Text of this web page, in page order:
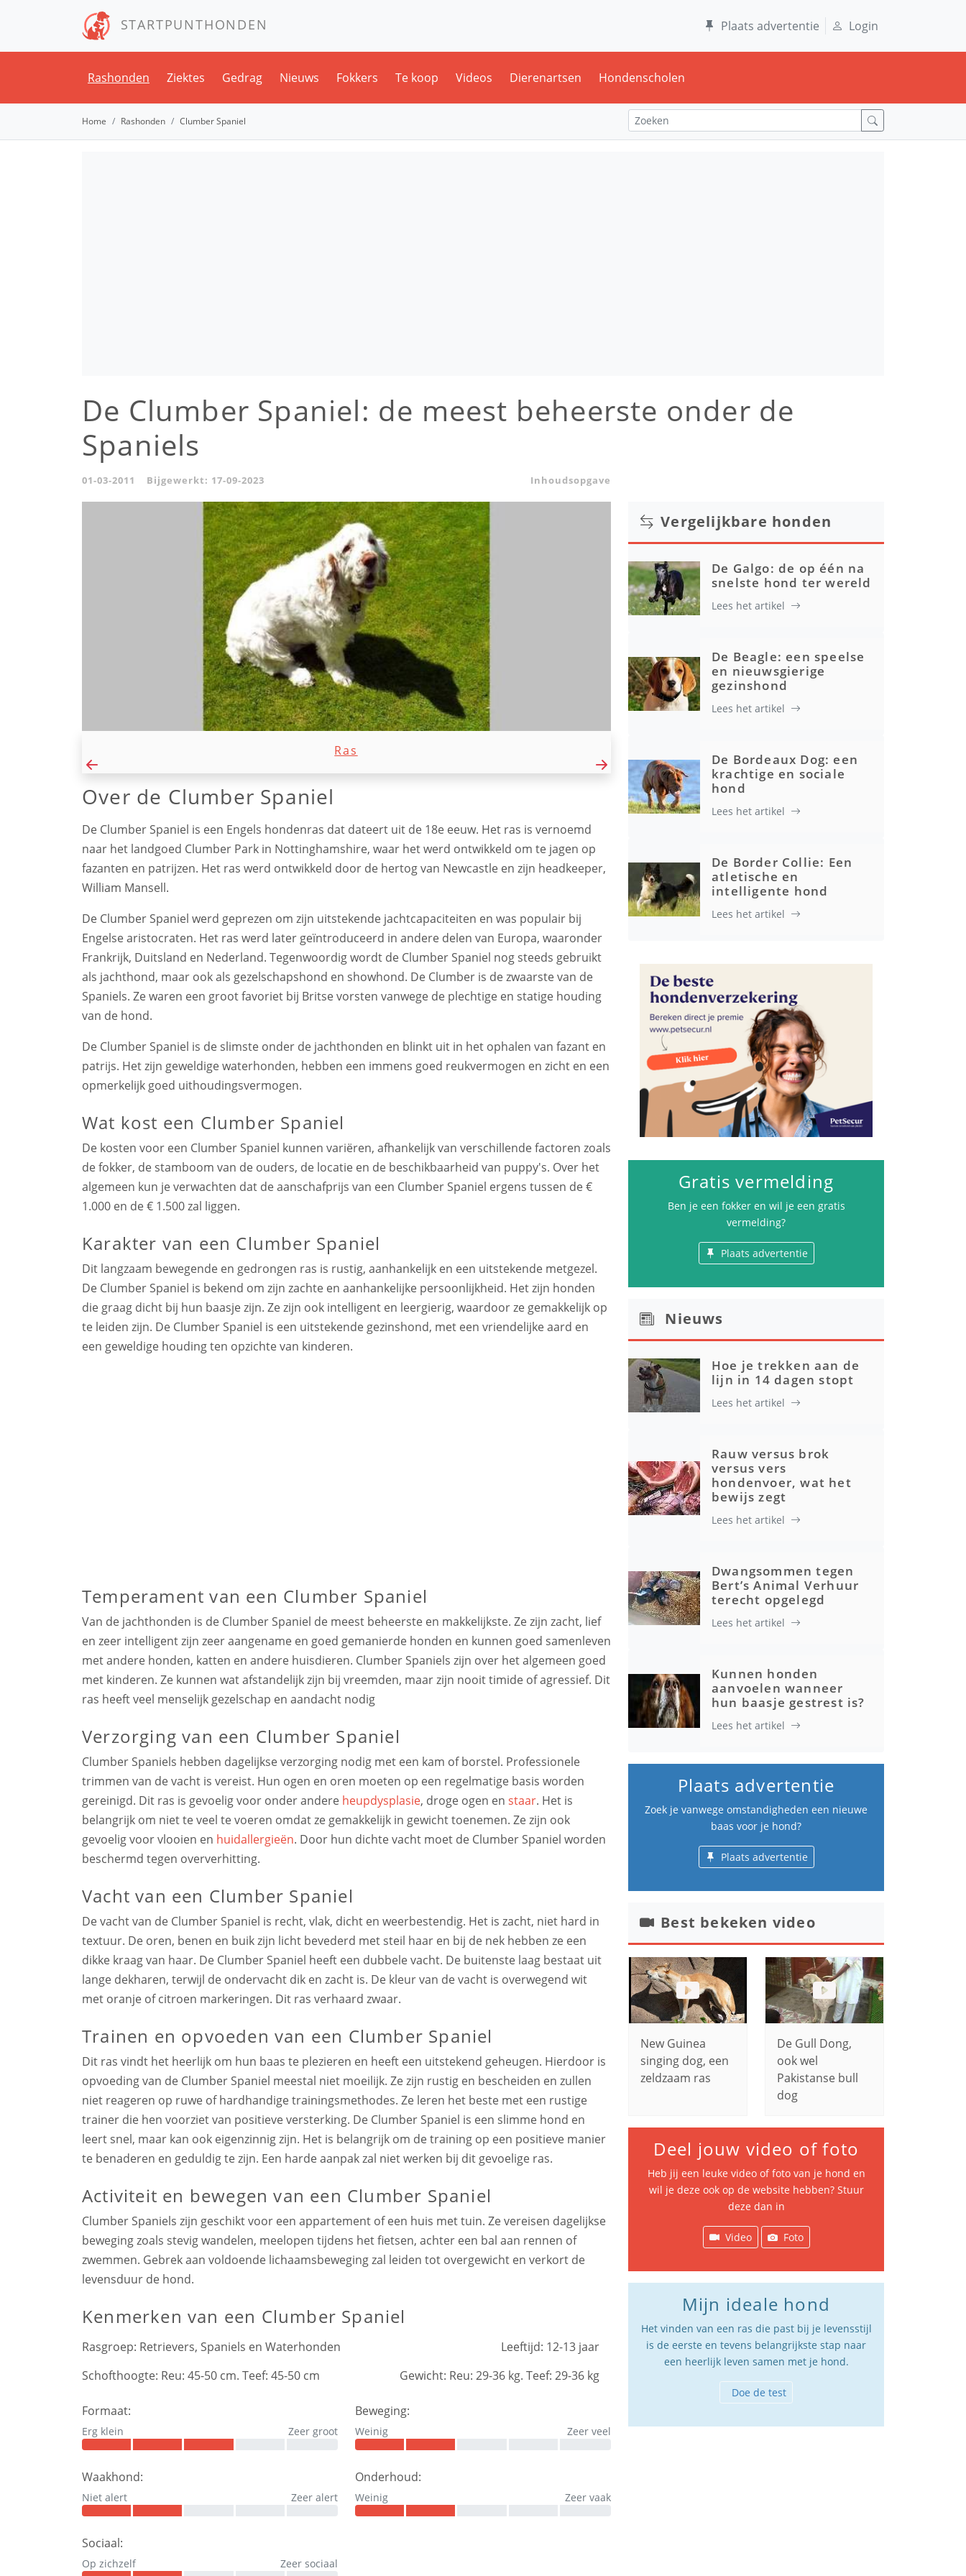
STARTPUNTHONDEN Plaats advertentie Login
Rashonden Ziektes Gedrag Nieuws Fokkers Te koop Videos Dierenartsen Hondenscholen
Home Rashonden Clumber Spaniel
De Clumber Spaniel: de meest beheerste onder de
Spaniels
01-03-2011 Bijgewerkt: 17-09-2023 Inhoudsopgave
Ras
Over de Clumber Spaniel
De Clumber Spaniel is een Engels hondenras dat dateert uit de 18e eeuw. Het ras is vernoemd
naar het landgoed Clumber Park in Nottinghamshire, waar het werd ontwikkeld om te jagen op
fazanten en patrijzen. Het ras werd ontwikkeld door de hertog van Newcastle en zijn headkeeper,
William Mansell.
De Clumber Spaniel werd geprezen om zijn uitstekende jachtcapaciteiten en was populair bij
Engelse aristocraten. Het ras werd later geïntroduceerd in andere delen van Europa, waaronder
Frankrijk, Duitsland en Nederland. Tegenwoordig wordt de Clumber Spaniel nog steeds gebruikt
als jachthond, maar ook als gezelschapshond en showhond. De Clumber is de zwaarste van de
Spaniels. Ze waren een groot favoriet bij Britse vorsten vanwege de plechtige en statige houding
van de hond.
De Clumber Spaniel is de slimste onder de jachthonden en blinkt uit in het ophalen van fazant en
patrijs. Het zijn geweldige waterhonden, hebben een immens goed reukvermogen en zicht en een
opmerkelijk goed uithoudingsvermogen.
Wat kost een Clumber Spaniel
De kosten voor een Clumber Spaniel kunnen variëren, afhankelijk van verschillende factoren zoals
de fokker, de stamboom van de ouders, de locatie en de beschikbaarheid van puppy's. Over het
algemeen kun je verwachten dat de aanschafprijs van een Clumber Spaniel ergens tussen de €
1.000 en de € 1.500 zal liggen.
Karakter van een Clumber Spaniel
Dit langzaam bewegende en gedrongen ras is rustig, aanhankelijk en een uitstekende metgezel.
De Clumber Spaniel is bekend om zijn zachte en aanhankelijke persoonlijkheid. Het zijn honden
die graag dicht bij hun baasje zijn. Ze zijn ook intelligent en leergierig, waardoor ze gemakkelijk op
te leiden zijn. De Clumber Spaniel is een uitstekende gezinshond, met een vriendelijke aard en
een geweldige houding ten opzichte van kinderen.
Temperament van een Clumber Spaniel
Van de jachthonden is de Clumber Spaniel de meest beheerste en makkelijkste. Ze zijn zacht, lief
en zeer intelligent zijn zeer aangename en goed gemanierde honden en kunnen goed samenleven
met andere honden, katten en andere huisdieren. Clumber Spaniels zijn over het algemeen goed
met kinderen. Ze kunnen wat afstandelijk zijn bij vreemden, maar zijn nooit timide of agressief. Dit
ras heeft veel menselijk gezelschap en aandacht nodig
Verzorging van een Clumber Spaniel
Clumber Spaniels hebben dagelijkse verzorging nodig met een kam of borstel. Professionele
trimmen van de vacht is vereist. Hun ogen en oren moeten op een regelmatige basis worden
gereinigd. Dit ras is gevoelig voor onder andere heupdysplasie, droge ogen en staar. Het is
belangrijk om niet te veel te voeren omdat ze gemakkelijk in gewicht toenemen. Ze zijn ook
gevoelig voor vlooien en huidallergieën. Door hun dichte vacht moet de Clumber Spaniel worden
beschermd tegen oververhitting.
Vacht van een Clumber Spaniel
De vacht van de Clumber Spaniel is recht, vlak, dicht en weerbestendig. Het is zacht, niet hard in
textuur. De oren, benen en buik zijn licht bevederd met steil haar en bij de nek hebben ze een
dikke kraag van haar. De Clumber Spaniel heeft een dubbele vacht. De buitenste laag bestaat uit
lange dekharen, terwijl de ondervacht dik en zacht is. De kleur van de vacht is overwegend wit
met oranje of citroen markeringen. Dit ras verhaard zwaar.
Trainen en opvoeden van een Clumber Spaniel
Dit ras vindt het heerlijk om hun baas te plezieren en heeft een uitstekend geheugen. Hierdoor is
opvoeding van de Clumber Spaniel meestal niet moeilijk. Ze zijn rustig en bescheiden en zullen
niet reageren op ruwe of hardhandige trainingsmethodes. Ze leren het beste met een rustige
trainer die hen voorziet van positieve versterking. De Clumber Spaniel is een slimme hond en
leert snel, maar kan ook eigenzinnig zijn. Het is belangrijk om de training op een positieve manier
te benaderen en geduldig te zijn. Een harde aanpak zal niet werken bij dit gevoelige ras.
Activiteit en bewegen van een Clumber Spaniel
Clumber Spaniels zijn geschikt voor een appartement of een huis met tuin. Ze vereisen dagelijkse
beweging zoals stevig wandelen, meelopen tijdens het fietsen, achter een bal aan rennen of
zwemmen. Gebrek aan voldoende lichaamsbeweging zal leiden tot overgewicht en verkort de
levensduur de hond.
Kenmerken van een Clumber Spaniel
Rasgroep: Retrievers, Spaniels en Waterhonden Leeftijd: 12-13 jaar
Schofthoogte: Reu: 45-50 cm. Teef: 45-50 cm Gewicht: Reu: 29-36 kg. Teef: 29-36 kg
Formaat:
Erg klein Zeer groot
Beweging:
Weinig Zeer veel
Waakhond:
Niet alert Zeer alert
Onderhoud:
Weinig Zeer vaak
Sociaal:
Op zichzelf Zeer sociaal
Vergelijkbare honden
De Galgo: de op één na
snelste hond ter wereld
Lees het artikel
De Beagle: een speelse
en nieuwsgierige
gezinshond
Lees het artikel
De Bordeaux Dog: een
krachtige en sociale
hond
Lees het artikel
De Border Collie: Een
atletische en
intelligente hond
Lees het artikel
Gratis vermelding
Ben je een fokker en wil je een gratis
vermelding?
Plaats advertentie
Nieuws
Hoe je trekken aan de
lijn in 14 dagen stopt
Lees het artikel
Rauw versus brok
versus vers
hondenvoer, wat het
bewijs zegt
Lees het artikel
Dwangsommen tegen
Bert’s Animal Verhuur
terecht opgelegd
Lees het artikel
Kunnen honden
aanvoelen wanneer
hun baasje gestrest is?
Lees het artikel
Plaats advertentie
Zoek je vanwege omstandigheden een nieuwe
baas voor je hond?
Plaats advertentie
Best bekeken video
New Guinea
singing dog, een
zeldzaam ras
De Gull Dong,
ook wel
Pakistanse bull
dog
Deel jouw video of foto
Heb jij een leuke video of foto van je hond en
wil je deze ook op de website hebben? Stuur
deze dan in
Video Foto
Mijn ideale hond
Het vinden van een ras die past bij je levensstijl
is de eerste en tevens belangrijkste stap naar
een heerlijk leven samen met je hond.
Doe de test